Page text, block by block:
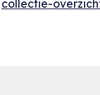
collectie-